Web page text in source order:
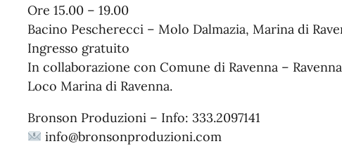
Ore 15.00 – 19.00
Bacino Pescherecci – Molo Dalmazia, Marina di
Ingresso gratuito
In collaborazione con Comune di Ravenna –
Loco Marina di Ravenna.
Bronson Produzioni – Info: 333.2097141
info@bronsonproduzioni.com